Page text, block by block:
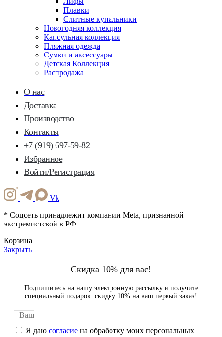
Плавки
Слитные купальники
Новогодняя коллекция
Капсульная коллекция
Пляжная одежда
Сумки и аксессуары
Детская Коллекция
Распродажа
О нас
Доставка
Производство
Контакты
+7 (919) 697-59-82
Избранное
Войти/Регистрация
Vk
* Соцсеть принадлежит компании Meta, признанной
экстремистской в РФ
Корзина
Закрыть
Скидка 10% для вас!
Подпишитесь на нашу электронную рассылку и получите
специальный подарок: скидку 10% на ваш первый заказ!
Я даю согласие на обработку моих персональных